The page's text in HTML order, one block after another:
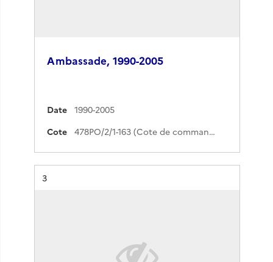
Ambassade, 1990-2005
Date
1990-2005
Cote
478PO/2/1-163 (Cote de commande)
Résultat n°
3